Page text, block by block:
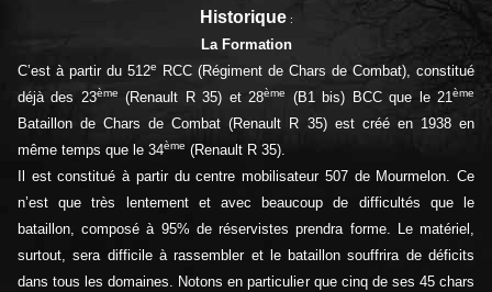
Historique:
La Formation
C’est à partir du 512e
RCC (Régiment de Chars de Combat), constitué
déjà des 23ème (Renault R 35) et 28ème (B1 bis) BCC que le 21ème
Bataillon de Chars de Combat (Renault R 35) est créé en 1938 en
même temps que le 34ème (Renault R 35).
Il est constitué à partir du centre mobilisateur 507 de Mourmelon. Ce
n’est que très lentement et avec beaucoup de difficultés que le
bataillon, composé à 95% de réservistes prendra forme. Le matériel,
surtout, sera difficile à rassembler et le bataillon souffrira de déficits
dans tous les domaines. Notons en particulier que cinq de ses 45 chars